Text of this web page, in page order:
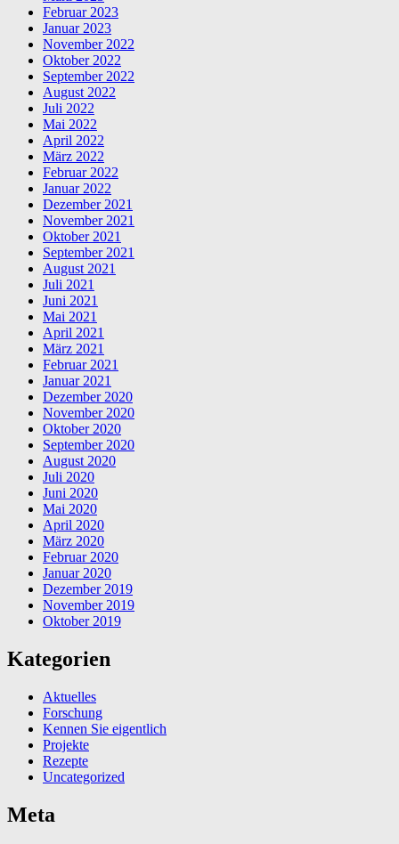
Februar 2023
Januar 2023
November 2022
Oktober 2022
September 2022
August 2022
Juli 2022
Mai 2022
April 2022
März 2022
Februar 2022
Januar 2022
Dezember 2021
November 2021
Oktober 2021
September 2021
August 2021
Juli 2021
Juni 2021
Mai 2021
April 2021
März 2021
Februar 2021
Januar 2021
Dezember 2020
November 2020
Oktober 2020
September 2020
August 2020
Juli 2020
Juni 2020
Mai 2020
April 2020
März 2020
Februar 2020
Januar 2020
Dezember 2019
November 2019
Oktober 2019
Kategorien
Aktuelles
Forschung
Kennen Sie eigentlich
Projekte
Rezepte
Uncategorized
Meta